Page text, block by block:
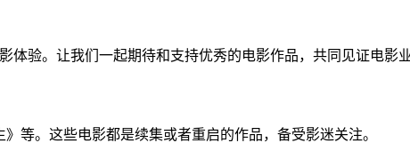
验。让我们一起期待和支持优秀的电影作品，共同见证电影
等。这些电影都是续集或者重启的作品，备受影迷关注。